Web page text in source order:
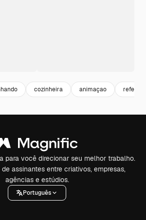
cozinheira animaçao refeição
para você direcionar seu melhor trabalho.
de assinantes entre criativos, empresas,
agências e estúdios.
Português